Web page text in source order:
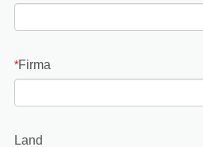
*Firma
Land